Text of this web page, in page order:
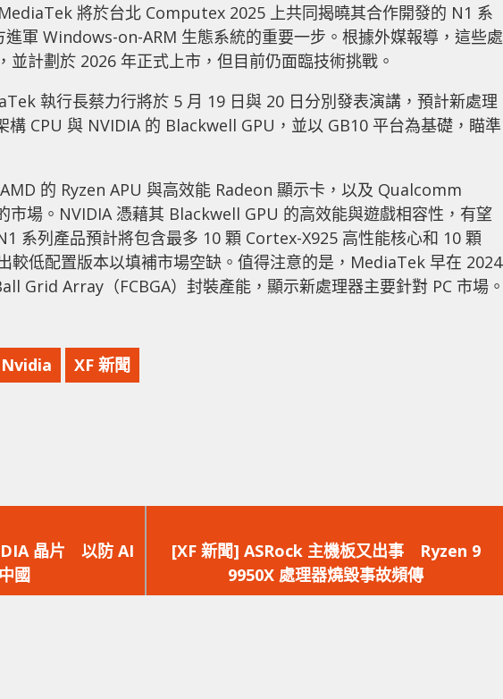
將於台北 Computex 2025 上共同揭曉其合作開發的 N1 系
軍 Windows-on-ARM 生態系統的重要一步。根據外媒報導，這些處
並計劃於 2026 年正式上市，但目前仍面臨技術挑戰。
執行長蔡力行將於 5 月 19 日與 20 日分別發表演講，預計新處理
CPU 與 NVIDIA 的 Blackwell GPU，並以 GB10 平台為基礎，瞄準
的 Ryzen APU 與高效能 Radeon 顯示卡，以及 Qualcomm
市場。NVIDIA 憑藉其 Blackwell GPU 的高效能與遊戲相容性，有望
系列產品預計將包含最多 10 顆 Cortex-X925 高性能核心和 10 顆
較低配置版本以填補市場空缺。值得注意的是，MediaTek 早在 2024
Grid Array（FCBGA）封裝產能，顯示新處理器主要針對 PC 市場。
Nvidia XF 新聞
晶片 以防 AI
國
一
篇
文
[XF 新聞] ASRock 主機板又出事 Ryzen 9
9950X 處理器燒毀事故頻傳